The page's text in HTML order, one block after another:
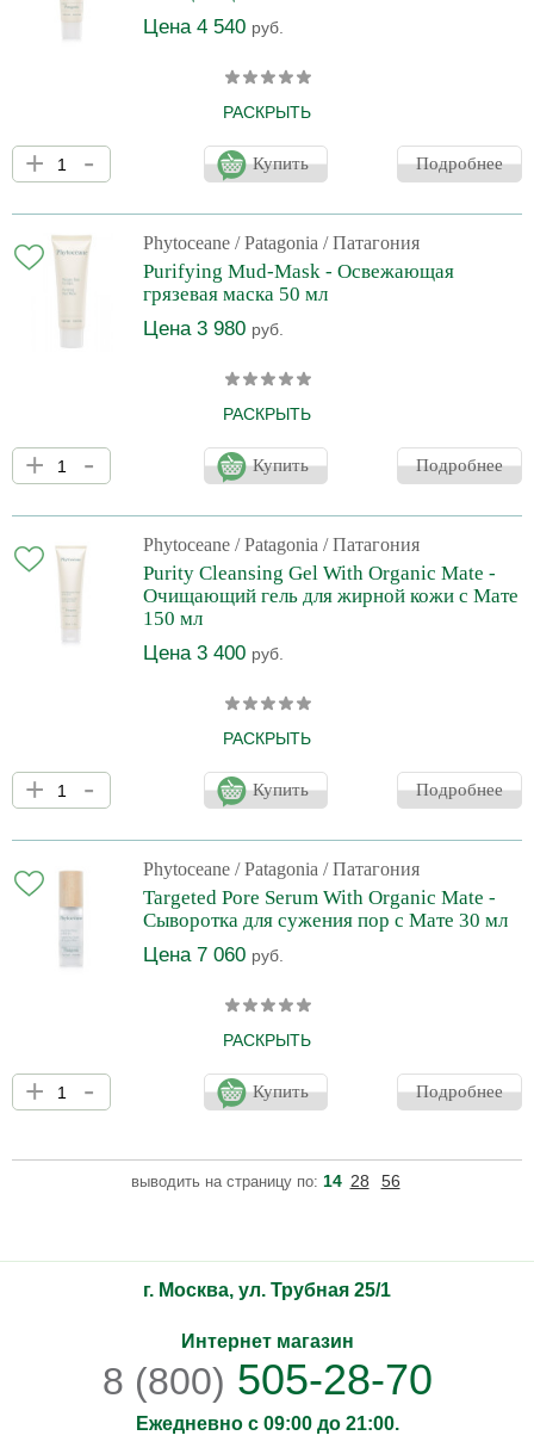
Цена 4 540 руб.
РАСКРЫТЬ
Очищающая маска с двумя видами глин устраняет загрязнения,
поглощает излишки кожного сала, матирует и оказывает
выраженное детокс действие. Благодаря маслу лесного ореха
органического чая Мате уменьшает воспаления, успокаивает
кожу, способствует сужению пор и проявляет антиоксидантную
защиту.
+ - Купить Подробнее
Phytoceane / Patagonia / Патагония
Purifying Mud-Mask - Освежающая
грязевая маска 50 мл
Цена 3 980 руб.
РАСКРЫТЬ
Кремовая маска устраняет загрязнения и поглощает излишки
кожного сала, матирует и выводит токсины. Морская грязь
Тетиса (ил древнего океана Тетис) обладает очищающим
закупорку пор и препятствуя появлению жирного блеска.
+ - Купить Подробнее
Phytoceane / Patagonia / Патагония
Purity Cleansing Gel With Organic Mate -
Очищающий гель для жирной кожи с Мате
150 мл
Цена 3 400 руб.
РАСКРЫТЬ
Нежный гель деликатно очищает жирную, комбинированную и
проблемную кожу, придавая ей матовость, а также свежий и
сияющий цвет лица. Экстракт органического чая Мате
поросуживающее, успокаивающее, антиоксидантное действия.
+ - Купить Подробнее
Phytoceane / Patagonia / Патагония
Targeted Pore Serum With Organic Mate -
Сыворотка для сужения пор с Мате 30 мл
Цена 7 060 руб.
РАСКРЫТЬ
Гелевая сыворотка уменьшает видимость несовершенств и
выравнивает микрорельеф кожи.Трио кислот, сульфат цинка и
экстракт органического чая Мате глубоко очищают, оказывают
интенсивно увлажняет, укрепляет липидный барьер и
восстанавливает микробиоту кожи.
+ - Купить Подробнее
выводить на страницу по: 14 28 56
г. Москва, ул. Трубная 25/1
Интернет магазин
8 (800) 505-28-70
Ежедневно с 09:00 до 21:00.